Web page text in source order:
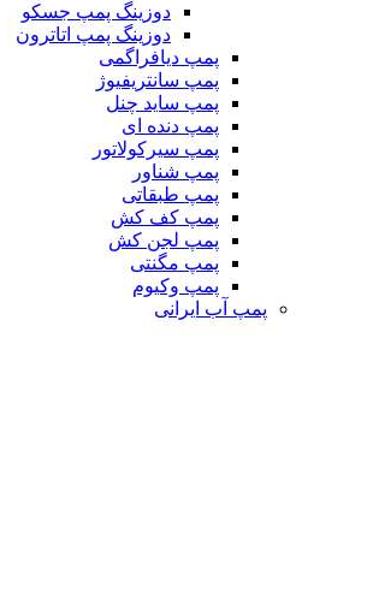
دوزینگ پمپ جسکو
دوزینگ پمپ اتاترون
پمپ دیافراگمی
پمپ سانتریفیوژ
پمپ ساید چنل
پمپ دنده ای
پمپ سیرکولاتور
پمپ شناور
پمپ طبقاتی
پمپ کف کش
پمپ لجن کش
پمپ مگنتی
پمپ وکیوم
پمپ آب ایرانی